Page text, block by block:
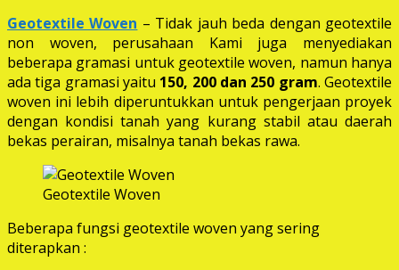
Geotextile Woven – Tidak jauh beda dengan geotextile
non woven, perusahaan Kami juga menyediakan
beberapa gramasi untuk geotextile woven, namun hanya
ada tiga gramasi yaitu 150, 200 dan 250 gram. Geotextile
woven ini lebih diperuntukkan untuk pengerjaan proyek
dengan kondisi tanah yang kurang stabil atau daerah
bekas perairan, misalnya tanah bekas rawa.
Geotextile Woven
Beberapa fungsi geotextile woven yang sering
diterapkan :